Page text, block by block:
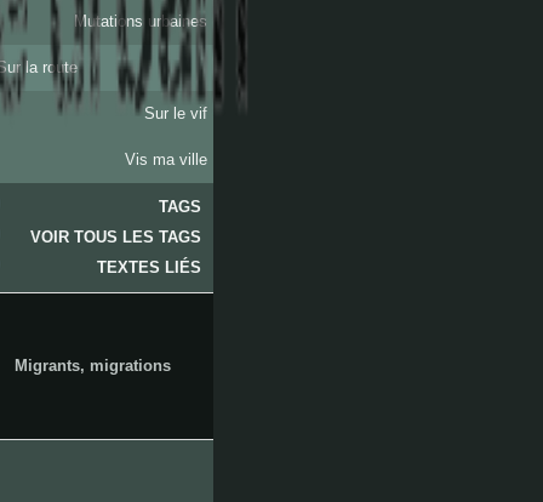
Mutations urbaines
la route
Sur le vif
Vis ma ville
TAGS
les
VOIR TOUS LES TAGS
TEXTES LIÉS
Migrants, migrations